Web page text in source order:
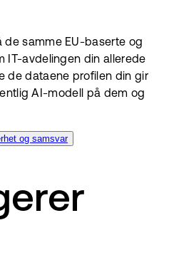
de samme EU-baserte og
IT-avdelingen din allerede
de dataene profilen din gir
AI-modell på dem og
og samsvar